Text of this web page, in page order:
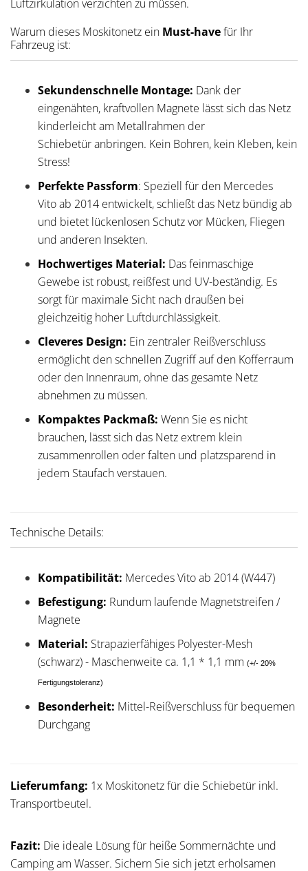
Luftzirkulation verzichten zu müssen.
Warum dieses Moskitonetz ein Must-havefür Ihr
Fahrzeug ist:
Sekundenschnelle Montage: Dank der
eingenähten, kraftvollen Magnete lässt sich das Netz
kinderleicht am Metallrahmen der
Schiebetür anbringen. Kein Bohren, kein Kleben, kein
Stress!
Perfekte Passform: Speziell für den Mercedes
Vito ab 2014 entwickelt,schließt das Netz bündig ab
und bietet lückenlosen Schutz vor Mücken, Fliegen
und anderen Insekten.
Hochwertiges Material: Das feinmaschige
Gewebe ist robust, reißfest und UV-beständig. Es
sorgt für maximale Sicht nach draußen bei
gleichzeitig hoher Luftdurchlässigkeit.
Cleveres Design: Ein zentraler Reißverschluss
ermöglicht den schnellen Zugriff auf den Kofferraum
oder den Innenraum, ohne das gesamte Netz
abnehmen zu müssen.
Kompaktes Packmaß: Wenn Sie es nicht
brauchen, lässt sich das Netz extrem klein
zusammenrollen oder falten und platzsparend in
jedem Staufach verstauen.
Technische Details:
Kompatibilität: Mercedes Vito ab 2014 (W447)
Befestigung: Rundum laufende Magnetstreifen /
Magnete
Material: Strapazierfähiges Polyester-Mesh
(schwarz) - Maschenweite ca. 1,1 * 1,1 mm (+/- 20%
Fertigungstoleranz)
Besonderheit: Mittel-Reißverschluss für bequemen
Durchgang
Lieferumfang: 1x Moskitonetz für die Schiebetür inkl.
Transportbeutel.
Fazit: Die ideale Lösung für heiße Sommernächte und
Camping am Wasser. Sichern Sie sich jetzt erholsamen